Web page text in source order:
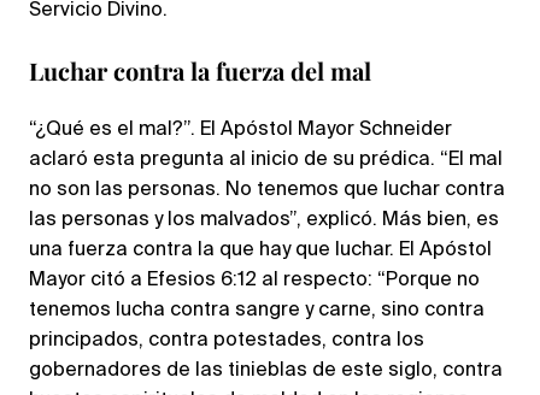
Servicio Divino.
Luchar contra la fuerza del mal
“¿Qué es el mal?”. El Apóstol Mayor Schneider
aclaró esta pregunta al inicio de su prédica. “El mal
no son las personas. No tenemos que luchar contra
las personas y los malvados”, explicó. Más bien, es
una fuerza contra la que hay que luchar. El Apóstol
Mayor citó a Efesios 6:12 al respecto: “Porque no
tenemos lucha contra sangre y carne, sino contra
principados, contra potestades, contra los
gobernadores de las tinieblas de este siglo, contra